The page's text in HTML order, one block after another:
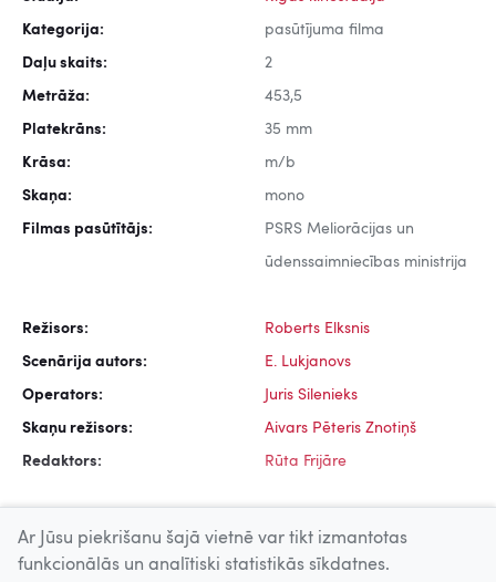
Kategorija: pasūtījuma filma
Daļu skaits: 2
Metrāža: 453,5
Platekrāns: 35 mm
Krāsa: m/b
Skaņa: mono
Filmas pasūtītājs: PSRS Meliorācijas un
ūdenssaimniecības ministrija
Režisors: Roberts Elksnis
Scenārija autors: E. Lukjanovs
Operators: Juris Silenieks
Skaņu režisors: Aivars Pēteris Znotiņš
Redaktors: Rūta Frijāre
Ar Jūsu piekrišanu šajā vietnē var tikt izmantotas
funkcionālās un analītiski statistikās sīkdatnes.